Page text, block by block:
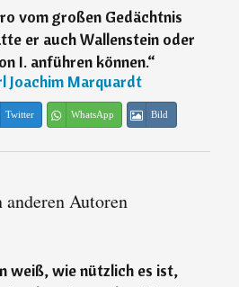
vom großen Gedächtnis
er auch Wallenstein oder
I. anführen können.“
Joachim Marquardt
Twitter WhatsApp Bild
Autoren
weiß, wie nützlich es ist,